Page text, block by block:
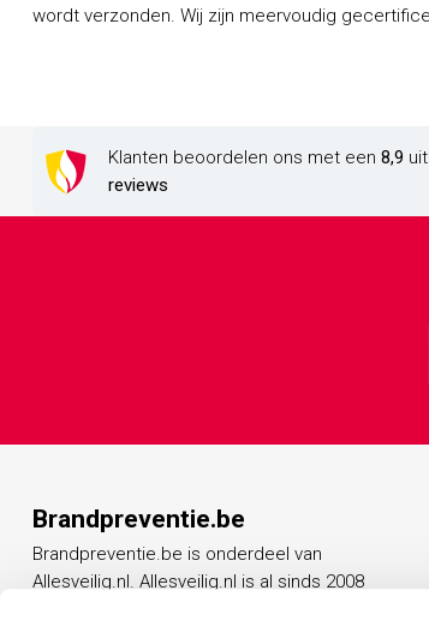
wordt verzonden. Wij zijn meervoudig gecertificeerd en officieel dealer van een groot aantal
Klanten beoordelen ons met een 8,9 uit
reviews
Brandpreventie.be
Brandpreventie.be is onderdeel van
Allesveilig.nl. Allesveilig.nl is al sinds 2008